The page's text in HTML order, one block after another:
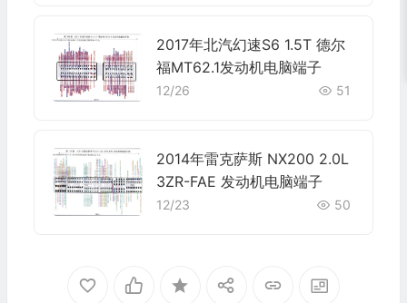
2017年北汽幻速S6 1.5T 德尔
福MT62.1发动机电脑端子
12/26 51
2014年雷克萨斯 NX200 2.0L
3ZR-FAE 发动机电脑端子
12/23 50